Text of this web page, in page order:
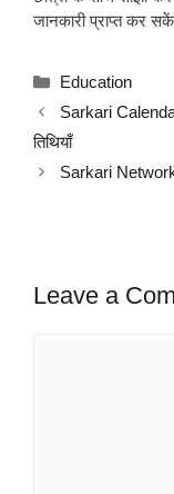
जानकारी प्राप्त कर
Categories
Education
Sarkari
तिथियाँ
Sarkari Network
Leave a